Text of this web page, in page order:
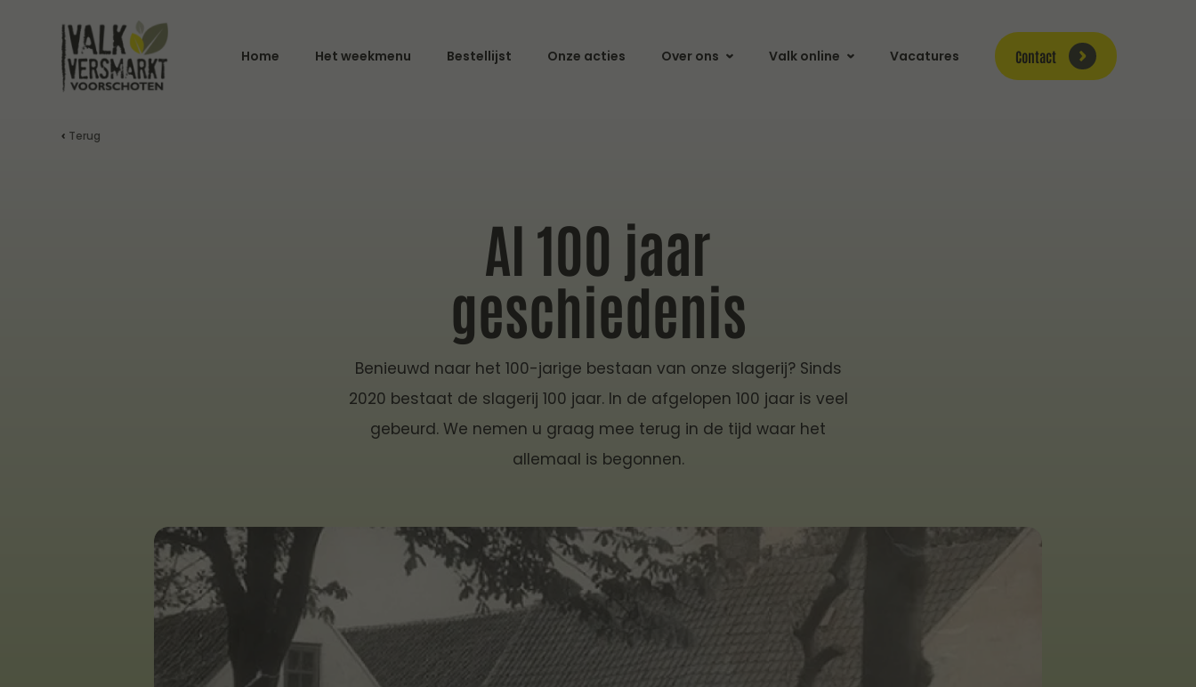
Home Het weekmenu Bestellijst Onze acties Over ons Valk online Vacatures Contact
Terug
Al 100 jaar
geschiedenis
Benieuwd naar het 100-jarige bestaan van onze slagerij? Sinds
2020 bestaat de slagerij 100 jaar. In de afgelopen 100 jaar is veel
gebeurd. We nemen u graag mee terug in de tijd waar het
allemaal is begonnen.